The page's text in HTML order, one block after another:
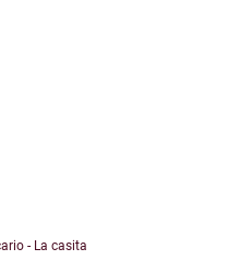
- La casita